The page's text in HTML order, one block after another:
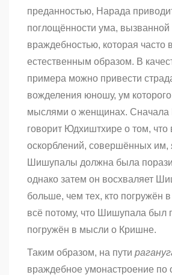
преданностью, Нарада
поглощённости ума, вызванной
враждебностью, которая часто
естественным образом. В
примера можно привести
вожделения юношу, ум
мыслями о женщинах. Сначала
говорит Юдхиштхире о том, что
оскорблений, совершённых им,
Шишупалы должна была
однако затем он восхваляет
больше, чем тех, кто погружён в
всё потому, что Шишупала был
погружён в мысли о Кришне.
Таким образом, на пути
враждебное умонастроение по